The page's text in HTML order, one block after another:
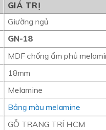
GIÁ TRỊ
Giường ngủ
GN-18
MDF chống ẩm phủ
18mm
Melamine
Bảng màu melamine
GỖ TRANG TRÍ HCM